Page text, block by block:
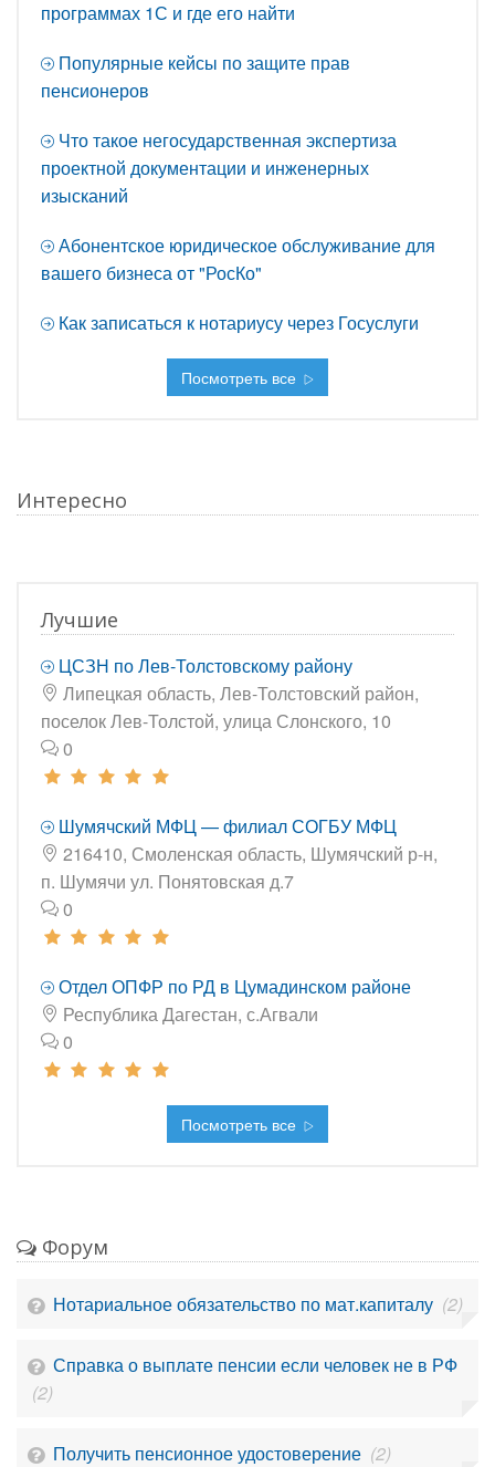
программах 1С и где его найти
Популярные кейсы по защите прав
пенсионеров
Что такое негосударственная экспертиза
проектной документации и инженерных
изысканий
Абонентское юридическое обслуживание для
вашего бизнеса от "РосКо"
Как записаться к нотариусу через Госуслуги
Посмотреть все
Интересно
Лучшие
ЦСЗН по Лев-Толстовскому району
Липецкая область, Лев-Толстовский район,
поселок Лев-Толстой, улица Слонского, 10
0
Шумячский МФЦ — филиал СОГБУ МФЦ
216410, Смоленская область, Шумячский р-н,
п. Шумячи ул. Понятовская д.7
0
Отдел ОПФР по РД в Цумадинском районе
Республика Дагестан, с.Агвали
0
Посмотреть все
Форум
Нотариальное обязательство по мат.капиталу (2)
Справка о выплате пенсии если человек не в РФ
(2)
Получить пенсионное удостоверение (2)